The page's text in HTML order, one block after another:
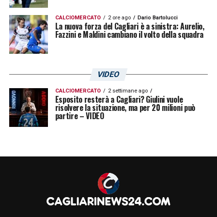
dell’ottava giornata di ritorno a partire da
lunedì 22 giugno. Inoltre, accogliendo
l’auspicio del Ministro Spadafora, l’attività
riprenderà da subito con laCoppa Italia, la
cui finale è programmata per il giorno 17
giugno. Date e orari delle gare saranno resi
noti dalla Lega Serie A nei prossimi giorni
CALCIOMERCATO 2 ore ago Dario Bartolucci
La nuova forza del Cagliari è a sinistra: Aurelio,
Fazzini e Maldini cambiano il volto della squadra
VIDEO
CALCIOMERCATO 2 settimane ago
Esposito resterà a Cagliari? Giulini vuole
risolvere la situazione, ma per 20 milioni può
partire – VIDEO